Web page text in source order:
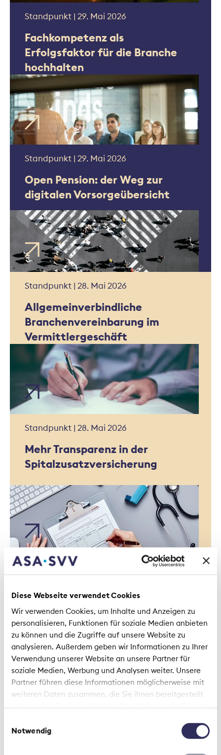
Diese Webseite verwendet Cookies
Wir verwenden Cookies, um Inhalte und Anzeigen zu
personalisieren, Funktionen für soziale Medien anbieten
zu können und die Zugriffe auf unsere Website zu
analysieren. Außerdem geben wir Informationen zu Ihrer
Verwendung unserer Website an unsere Partner für
soziale Medien, Werbung und Analysen weiter. Unsere
Partner führen diese Informationen möglicherweise mit
weiteren Daten zusammen, die Sie ihnen bereitgestellt
haben oder die sie im Rahmen Ihrer Nutzung der Dienste
Notwendig
Standpunkt | 29. Mai 2026
Fachkompetenz als
Erfolgsfaktor für die Branche
hochhalten
Standpunkt | 29. Mai 2026
Open Pension: der Weg zur
digitalen Vorsorgeübersicht
Standpunkt | 28. Mai 2026
Allgemeinverbindliche
Branchenvereinbarung im
Vermittlergeschäft
Standpunkt | 28. Mai 2026
Mehr Transparenz in der
Spitalzusatzversicherung
Standpunkt | 28. Mai 2026
Finanzsektors
Standpunkt | 27. Mai 2026
Absicherung gegen